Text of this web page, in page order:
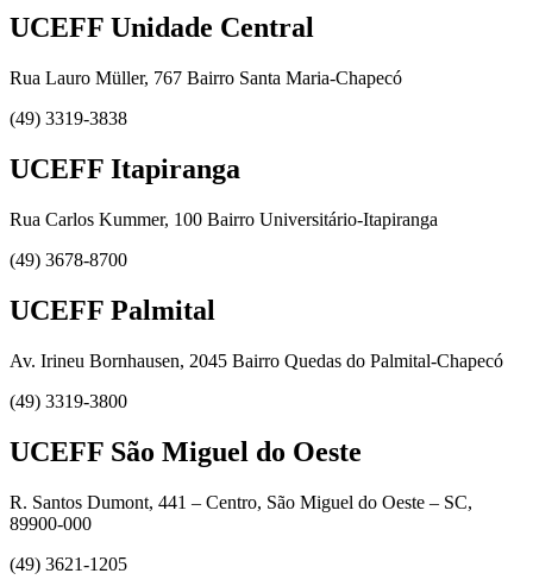
UCEFF Unidade Central
Rua Lauro Müller, 767 Bairro Santa Maria-Chapecó
(49) 3319-3838
UCEFF Itapiranga
Rua Carlos Kummer, 100 Bairro Universitário-Itapiranga
(49) 3678-8700
UCEFF Palmital
Av. Irineu Bornhausen, 2045 Bairro Quedas do Palmital-Chapecó
(49) 3319-3800
UCEFF São Miguel do Oeste
R. Santos Dumont, 441 – Centro, São Miguel do Oeste – SC,
89900-000
(49) 3621-1205